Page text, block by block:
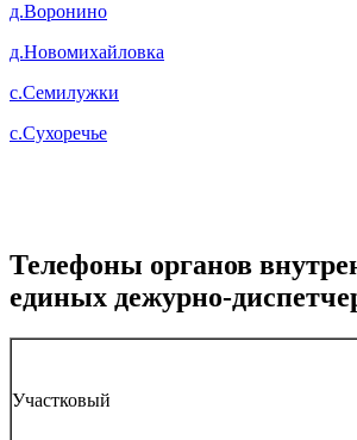
д.Воронино
д.Новомихайловка
с.Семилужки
с.Сухоречье
Телефоны органов
единых дежурно-
Участковый